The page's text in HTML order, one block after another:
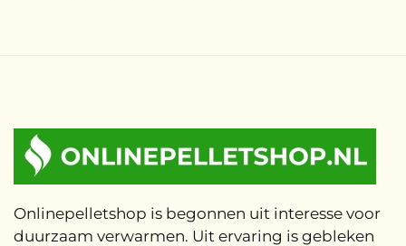
Onlinepelletshop is begonnen uit interesse voor
duurzaam verwarmen. Uit ervaring is gebleken